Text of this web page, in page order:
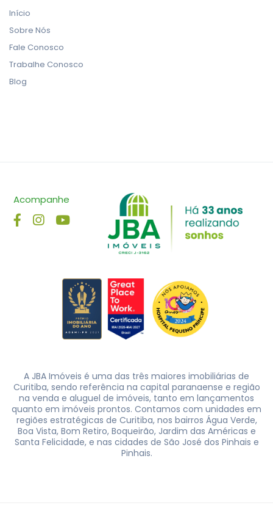
Início
Sobre Nós
Fale Conosco
Trabalhe Conosco
Blog
Acompanhe
A JBA Imóveis é uma das três maiores imobiliárias de
Curitiba, sendo referência na capital paranaense e região
na venda e aluguel de imóveis, tanto em lançamentos
quanto em imóveis prontos. Contamos com unidades em
regiões estratégicas de Curitiba, nos bairros Água Verde,
Boa Vista, Bom Retiro, Boqueirão, Jardim das Américas e
Santa Felicidade, e nas cidades de São José dos Pinhais e
Pinhais.